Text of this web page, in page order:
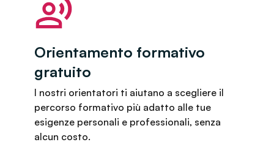
Orientamento formativo
gratuito
I nostri orientatori ti aiutano a scegliere il
percorso formativo più adatto alle tue
esigenze personali e professionali, senza
alcun costo.